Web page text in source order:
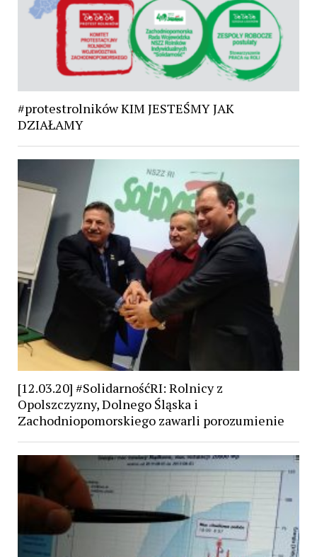
#protestrolników KIM JESTEŚMY JAK
DZIAŁAMY
[12.03.20] #SolidarnośćRI: Rolnicy z
Opolszczyzny, Dolnego Śląska i
Zachodniopomorskiego zawarli porozumienie